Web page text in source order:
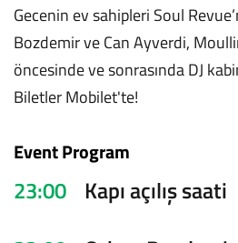
Gecenin ev sahipleri Soul
Bozdemir ve Can Ayverdi,
öncesinde ve sonrasında DJ
Biletler Mobilet'te!
Event Program
23:00 Kapı açılış saati